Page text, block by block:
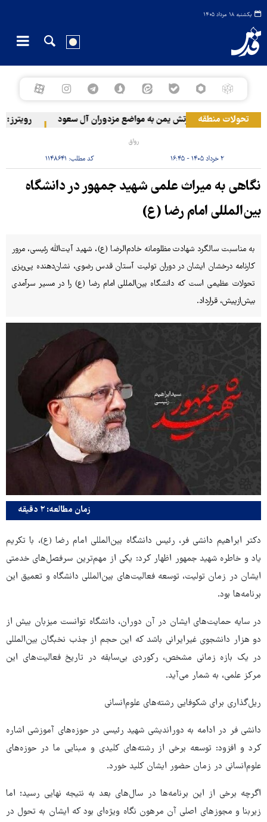
یکشنبه ۱۸ مرداد ۱۴۰۵
تحولات منطقهحمله ارتش یمن به مواضع مزدوران آل سعود رویترز: عربستان ۸۶ درصد از موشک‌های پاتریوت
رواق
۲ خرداد ۱۴۰۵ - ۱۶:۴۵ کد مطلب: ۱۱۴۸۶۴۱
نگاهی به میراث علمی شهید جمهور در دانشگاه
بین‌المللی امام رضا (ع)
به مناسبت سالگرد شهادت مظلومانه خادم‌الرضا (ع)، شهید آیت‌الله رئیسی، مرور
کارنامه درخشان ایشان در دوران تولیت آستان قدس رضوی، نشان‌دهنده پی‌ریزی
تحولات عظیمی است که دانشگاه بین‌المللی امام رضا (ع) را در مسیر سرآمدی
بیش‌ازپیش، قرارداد.
زمان مطالعه: ۲ دقیقه
دکتر ابراهیم دانشی فر، رئیس دانشگاه بین‌المللی امام رضا (ع)، با تکریم
یاد و خاطره شهید جمهور اظهار کرد: یکی از مهم‌ترین سرفصل‌های خدمتی
ایشان در زمان تولیت، توسعه فعالیت‌های بین‌المللی دانشگاه و تعمیق این
برنامه‌ها بود.
در سایه حمایت‌های ایشان در آن دوران، دانشگاه توانست میزبان بیش از
دو هزار دانشجوی غیرایرانی باشد که این حجم از جذب نخبگان بین‌المللی
در یک بازه زمانی مشخص، رکوردی بی‌سابقه در تاریخ فعالیت‌های این
مرکز علمی، به شمار می‌آید.
ریل‌گذاری برای شکوفایی رشته‌های علوم‌انسانی
دانشی فر در ادامه به دوراندیشی شهید رئیسی در حوزه‌های آموزشی اشاره
کرد و افزود: توسعه برخی از رشته‌های کلیدی و مبنایی ما در حوزه‌های
علوم‌انسانی در زمان حضور ایشان کلید خورد.
اگرچه برخی از این برنامه‌ها در سال‌های بعد به نتیجه نهایی رسید؛ اما
زیربنا و مجوزهای اصلی آن مرهون نگاه ویژه‌ای بود که ایشان به تحول در